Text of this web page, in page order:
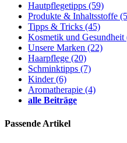
Hautpflegetipps (59)
Produkte & Inhaltsstoffe
Tipps & Tricks (45)
Kosmetik und Gesundheit
Unsere Marken (22)
Haarpflege (20)
Schminktipps (7)
Kinder(6)
Aromatherapie (4)
alle Beiträge
Passende Artikel